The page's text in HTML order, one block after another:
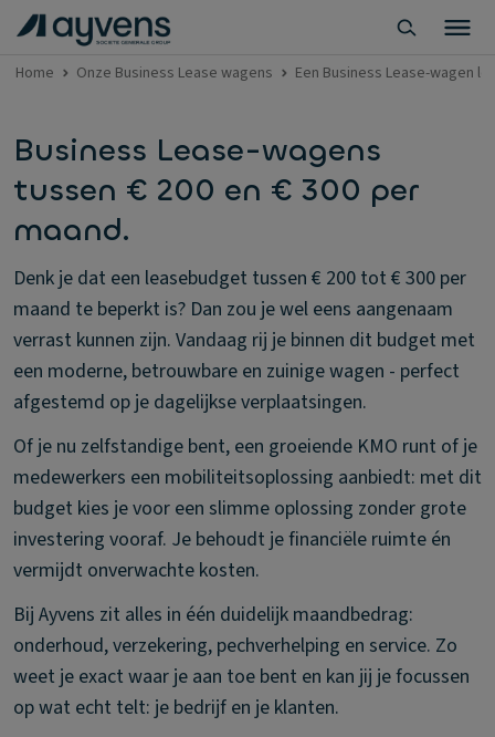
Home Onze Business Lease wagens Een Business Lease-wagen
Business Lease-wagens
tussen € 200 en € 300 per
maand.
Denk je dat een leasebudget tussen € 200 tot € 300 per
maand te beperkt is? Dan zou je wel eens aangenaam
verrast kunnen zijn. Vandaag rij je binnen dit budget met
een moderne, betrouwbare en zuinige wagen - perfect
afgestemd op je dagelijkse verplaatsingen.
Of je nu zelfstandige bent, een groeiende KMO runt of je
medewerkers een mobiliteitsoplossing aanbiedt: met dit
budget kies je voor een slimme oplossing zonder grote
investering vooraf. Je behoudt je financiële ruimte én
vermijdt onverwachte kosten.
Bij Ayvens zit alles in één duidelijk maandbedrag:
onderhoud, verzekering, pechverhelping en service. Zo
weet je exact waar je aan toe bent en kan jij je focussen
op wat echt telt: je bedrijf en je klanten.